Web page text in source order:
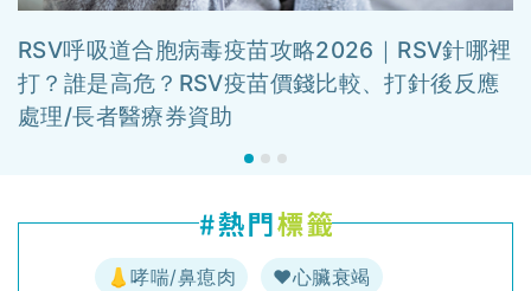
RSV呼吸道合胞病毒疫苗攻略2026｜RSV針哪裡
打？誰是高危？RSV疫苗價錢比較、打針後反應
處理/長者醫療券資助
👃哮喘/鼻瘜肉 ♥️心臟衰竭